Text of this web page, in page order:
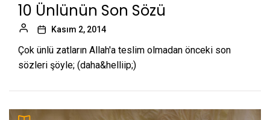
10 Ünlünün Son Sözü
Kasım 2, 2014
Çok ünlü zatların Allah'a teslim olmadan önceki son
sözleri şöyle; (daha&helliip;)